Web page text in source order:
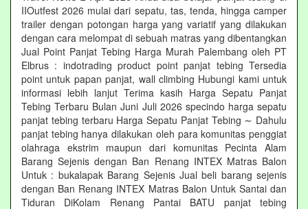
IIOutfest 2026 mulai dari sepatu, tas, tenda, hingga camper
trailer dengan potongan harga yang variatif yang dilakukan
dengan cara melompat di sebuah matras yang dibentangkan
Jual Point Panjat Tebing Harga Murah Palembang oleh PT
Elbrus : indotrading product point panjat tebing Tersedia
point untuk papan panjat, wall climbing Hubungi kami untuk
informasi lebih lanjut Terima kasih Harga Sepatu Panjat
Tebing Terbaru Bulan Juni Juli 2026 specindo harga sepatu
panjat tebing terbaru Harga Sepatu Panjat Tebing ∼ Dahulu
panjat tebing hanya dilakukan oleh para komunitas penggiat
olahraga ekstrim maupun dari komunitas Pecinta Alam
Barang Sejenis dengan Ban Renang INTEX Matras Balon
Untuk : bukalapak Barang Sejenis Jual beli barang sejenis
dengan Ban Renang INTEX Matras Balon Untuk Santai dan
Tiduran DiKolam Renang Pantai BATU panjat tebing